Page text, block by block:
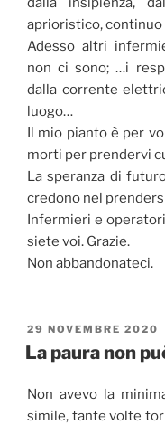
aprioristico, continuo
Adesso altri
non ci sono; …i
dalla corrente
luogo…
Il mio pianto è per
morti per prendervi
La speranza di
credono nel
Infermieri e
siete voi. Grazie.
Non abbandonateci.
PUBBLICATO
IL
29 NOVEMBRE 2020
La paura non
Non avevo la
simile, tante volte